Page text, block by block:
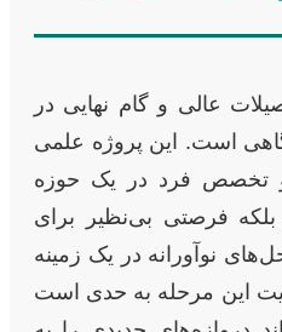
عالی و گام نهایی در
است. این پروژه علمی
تخصص فرد در یک حوزه
فرصتی بی‌نظیر برای
نوآورانه در یک زمینه
مرحله به حدی است